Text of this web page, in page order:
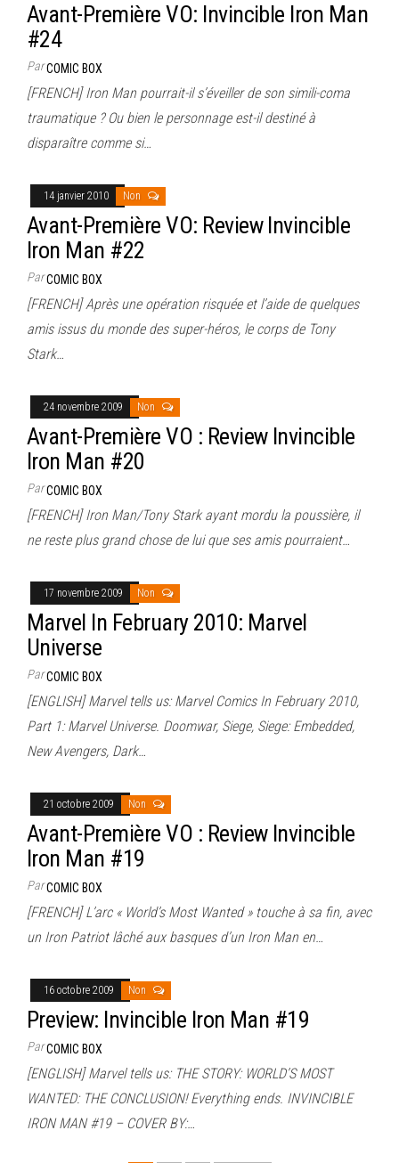
Avant-Première VO: Invincible Iron Man
#24
ParCOMIC BOX
[FRENCH] Iron Man pourrait-il s’éveiller de son simili-coma
traumatique ? Ou bien le personnage est-il destiné à
disparaître comme si…
14 janvier 2010 Non
Avant-Première VO: Review Invincible
Iron Man #22
ParCOMIC BOX
[FRENCH] Après une opération risquée et l’aide de quelques
amis issus du monde des super-héros, le corps de Tony
Stark…
24 novembre 2009 Non
Avant-Première VO : Review Invincible
Iron Man #20
ParCOMIC BOX
[FRENCH] Iron Man/Tony Stark ayant mordu la poussière, il
ne reste plus grand chose de lui que ses amis pourraient…
17 novembre 2009 Non
Marvel In February 2010: Marvel
Universe
ParCOMIC BOX
[ENGLISH] Marvel tells us: Marvel Comics In February 2010,
Part 1: Marvel Universe. Doomwar, Siege, Siege: Embedded,
New Avengers, Dark…
21 octobre 2009 Non
Avant-Première VO : Review Invincible
Iron Man #19
ParCOMIC BOX
[FRENCH] L’arc « World’s Most Wanted » touche à sa fin, avec
un Iron Patriot lâché aux basques d’un Iron Man en…
16 octobre 2009 Non
Preview: Invincible Iron Man #19
ParCOMIC BOX
[ENGLISH] Marvel tells us: THE STORY: WORLD’S MOST
WANTED: THE CONCLUSION! Everything ends. INVINCIBLE
IRON MAN #19 – COVER BY:…